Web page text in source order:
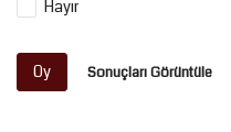
Hayır
Oy Sonuçları Görüntüle